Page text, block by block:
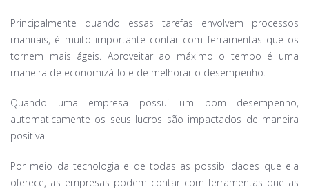
Principalmente quando essas tarefas envolvem processos
manuais, é muito importante contar com ferramentas que os
tornem mais ágeis. Aproveitar ao máximo o tempo é uma
maneira de economizá-lo e de melhorar o desempenho.
Quando uma empresa possui um bom desempenho,
automaticamente os seus lucros são impactados de maneira
positiva.
Por meio da tecnologia e de todas as possibilidades que ela
oferece, as empresas podem contar com ferramentas que as